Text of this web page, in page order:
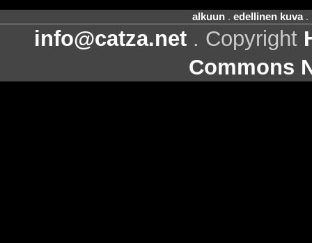
alkuun. edellinen kuva.
info@catza.net . Copyright
Commons